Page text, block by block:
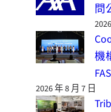
問
機
2026 年 8 月 7 日